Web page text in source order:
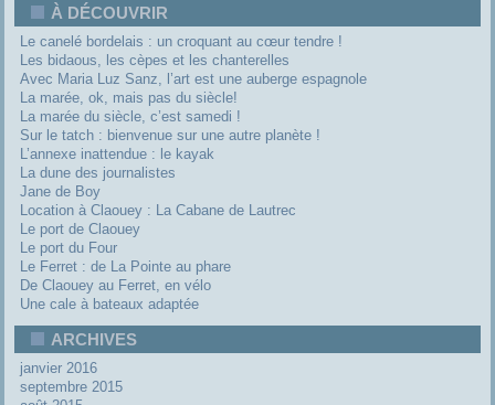
À DÉCOUVRIR
Le canelé bordelais : un croquant au cœur tendre !
Les bidaous, les cèpes et les chanterelles
Avec Maria Luz Sanz, l’art est une auberge espagnole
La marée, ok, mais pas du siècle!
La marée du siècle, c’est samedi !
Sur le tatch : bienvenue sur une autre planète !
L’annexe inattendue : le kayak
La dune des journalistes
Jane de Boy
Location à Claouey : La Cabane de Lautrec
Le port de Claouey
Le port du Four
Le Ferret : de La Pointe au phare
De Claouey au Ferret, en vélo
Une cale à bateaux adaptée
ARCHIVES
janvier 2016
septembre 2015